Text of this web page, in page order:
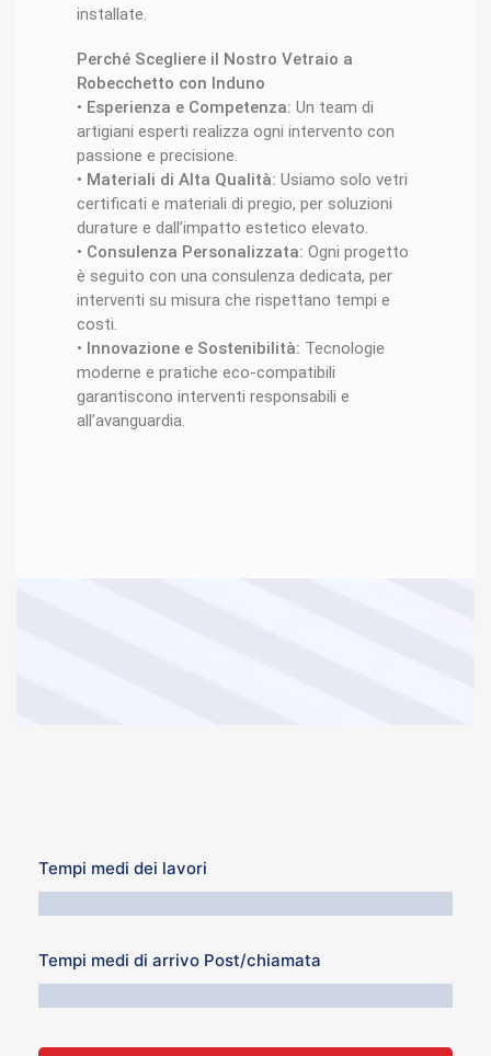
installate.
Perché Scegliere il Nostro Vetraio a
Robecchetto con Induno
• Esperienza e Competenza: Un team di
artigiani esperti realizza ogni intervento con
passione e precisione.
• Materiali di Alta Qualità: Usiamo solo vetri
certificati e materiali di pregio, per soluzioni
durature e dall’impatto estetico elevato.
• Consulenza Personalizzata: Ogni progetto
è seguito con una consulenza dedicata, per
interventi su misura che rispettano tempi e
costi.
• Innovazione e Sostenibilità: Tecnologie
moderne e pratiche eco-compatibili
garantiscono interventi responsabili e
all’avanguardia.
Tempi medi dei lavori
Tempi medi di arrivo Post/chiamata